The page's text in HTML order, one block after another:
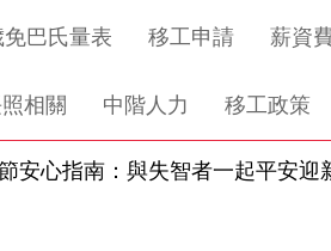
巴氏量表 移工申請 薪資
相關 中階人力 移工政策
安心指南：與失智者一起平安迎